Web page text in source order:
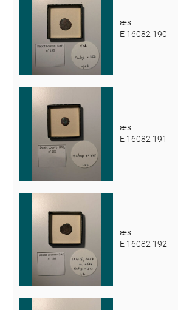
æs
E 16082 190
æs
E 16082 191
æs
E 16082 192